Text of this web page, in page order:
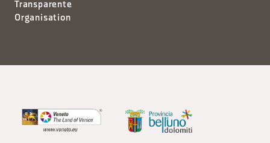
Transparente
Organisation